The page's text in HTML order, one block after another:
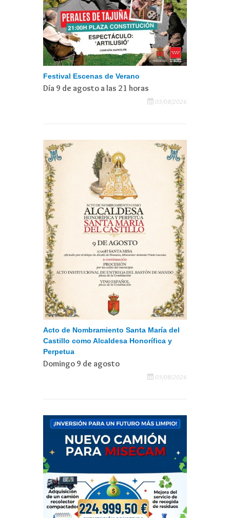
Festival Escenas de Verano
Día 9 de agosto a las 21 horas
05/08/2026
Acto de Nombramiento Santa María del
Castillo como Alcaldesa Honorífica y
Perpetua
Domingo 9 de agosto
05/08/2026